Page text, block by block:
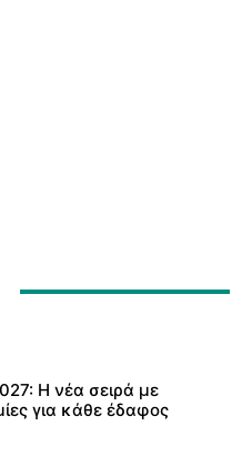
Η νέα σειρά με
για κάθε έδαφος